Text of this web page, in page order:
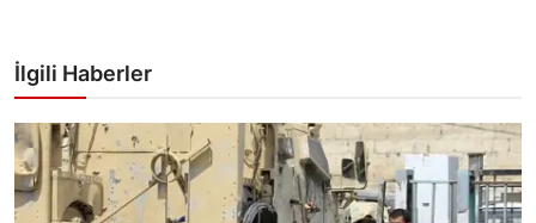
İlgili Haberler